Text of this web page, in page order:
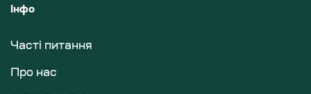
Інфо
Часті питання
Про нас